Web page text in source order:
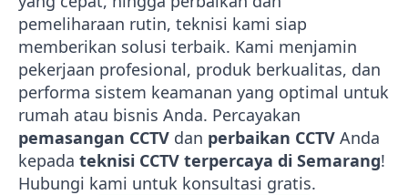
pemeliharaan rutin, teknisi kami siap
memberikan solusi terbaik. Kami menjamin
pekerjaan profesional, produk berkualitas, dan
performa sistem keamanan yang optimal untuk
rumah atau bisnis Anda. Percayakan
pemasangan CCTV dan perbaikan CCTV Anda
kepada teknisi CCTV terpercaya di Semarang!
Hubungi kami untuk konsultasi gratis.